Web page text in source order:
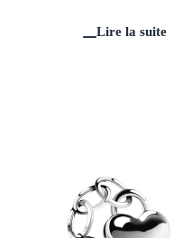
Lire la suite